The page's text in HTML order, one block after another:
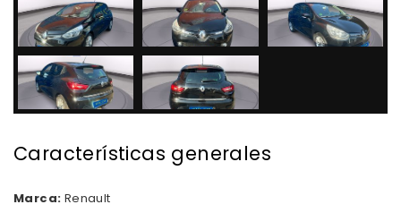
Características generales
Marca: Renault